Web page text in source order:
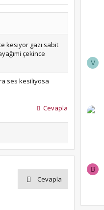
kesiyor gazı sabit
çekince
ses kesiliyosa
Cevapla
Cevapla
V
B